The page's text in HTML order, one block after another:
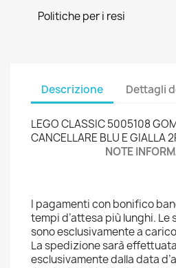
Politiche per i resi
Descrizione Dettagli
LEGO CLASSIC 5005108
CANCELLARE BLU E GIALLA
NOTE
I pagamenti con bonifico
tempi d’attesa più lunghi.
sono esclusivamente a
La spedizione sarà
esclusivamente dalla data